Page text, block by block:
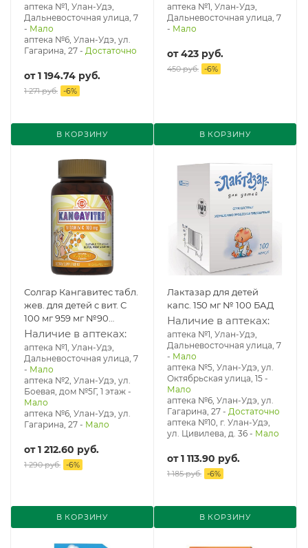
аптека №1, Улан-Удэ,
Дальневосточная улица, 7
- Мало
аптека №6, Улан-Удэ, ул.
Гагарина, 27 - Достаточно
от1 194.74 руб.
1 271 руб. -6%
В КОРЗИНУ
аптека №1, Улан-Удэ,
Дальневосточная улица, 7
- Мало
от423 руб.
450 руб. -6%
В КОРЗИНУ
Солгар Кангавитес табл.
жев. для детей с вит. С
100 мг 959 мг №90
апельсин БАД
Наличие в аптеках:
аптека №1, Улан-Удэ,
Дальневосточная улица, 7
- Мало
аптека №2, Улан-Удэ, ул.
Боевая, дом №5Г, 1 этаж -
Мало
аптека №6, Улан-Удэ, ул.
Гагарина, 27 - Мало
от1 212.60 руб.
1 290 руб. -6%
В КОРЗИНУ
Лактазар для детей
капс. 150 мг № 100 БАД
Наличие в аптеках:
аптека №1, Улан-Удэ,
Дальневосточная улица, 7
- Мало
аптека №5, Улан-Удэ, ул. ​
Октябрьская улица, 15 -
Мало
аптека №6, Улан-Удэ, ул.
Гагарина, 27 - Достаточно
аптека №10, г. Улан-Удэ,
ул. Цивилева, д. 36 - Мало
от1 113.90 руб.
1 185 руб. -6%
В КОРЗИНУ